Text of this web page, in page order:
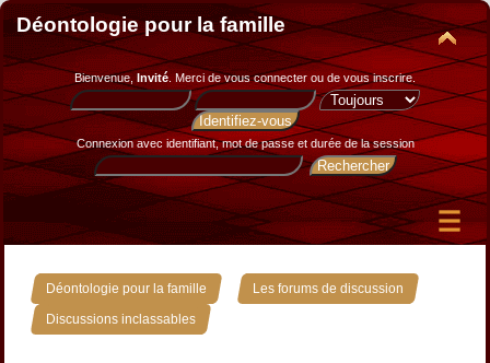
Déontologie pour la famille
Bienvenue, Invité. Merci devous connecter ou de vous inscrire.
Connexion avec identifiant, mot de passe et durée de la session
Déontologie pour la famille » Les forums de discussion »
Discussions inclassables